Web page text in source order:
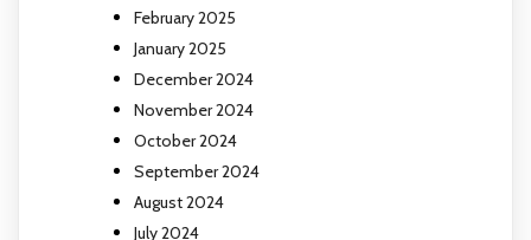
February 2025
January 2025
December 2024
November 2024
October 2024
September 2024
August 2024
July 2024